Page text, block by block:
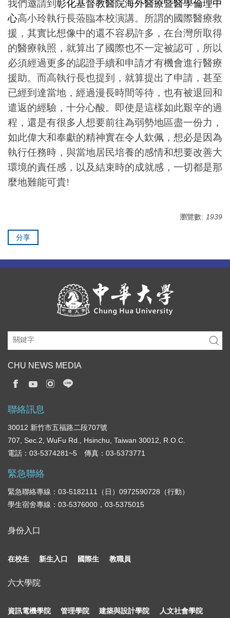
我們邀請到 彰化基督教醫院海外醫療暨醫學倫理中
心高小玲執行長蒞臨本校演講。所謂的國際醫療救
援，其實比想像中的還不容易許多，在台灣所取得
的醫療執照，就算出了國際也不一定被認可，所以
必須經過更多的認證手續和申請才有機會進行醫療
援助。而高執行長也提到，就算提出了申請，甚至
已經到達當地，經過漫長時間等待，也有被退回和
遣返的經驗，十分心酸。即使是這樣如此艱辛的過
程，還是有很多人想要前往為弱勢地區盡一份力，
如此偉大和奉獻的精神實在令人欽佩，想必是因為
執行任務時，與當地居民培養的感情和想要改善大
環境的責任感，以及結束時的成就感，一切都是那
麼地難能可貴!
瀏覽數: 1939
分享
CHU NEWS MEDIA
聯絡訊息
30012 新竹市五福路二段707號
707, Sec.2, WuFu Rd., Hsinchu, Taiwan 30012, R.O.C.
電話：03-5374281~5 傳真：03-5373771
緊急聯絡
緊急聯絡專線：03-5182111（日）0972590728（行動）
學生宿舍專線：03-5376000，03-5375015
身份入口
在校生 新生入口 國際生 教職員
六大學院
資訊電機學院 管理學院 建築與設計學院 人文社會學院